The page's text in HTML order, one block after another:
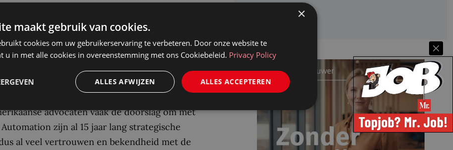
is onderdeel van de Duravant groep,
en is een portfolio onderneming van
zijn naar ons verwezen door een
mee samenwerken. We werken als
en zijn dus goed op de hoogte
type cliënt. Die expertise en het feit dat wij
in beide tijdszones geïntegreerde teams
advocaten vaak de doorslag om met
zijn al 15 jaar lang strategische
al veel vertrouwen en bekendheid met de
Enexis zoekt een
×
maakt gebruik van cookies.
cookies om uw gebruikerservaring te verbeteren. Door onze website te
u in met alle cookies in overeenstemming met ons Cookiebeleid. Privacy Policy
ALLES ACCEPTEREN
ALLES AFWIJZEN